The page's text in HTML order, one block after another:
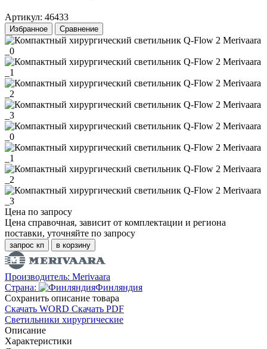
Артикул: 46433
Избранное Сравнение
Цена по запросу
Цена справочная, зависит от комплектации и региона
поставки, уточняйте по запросу
запрос кп в корзину
Производитель: Merivaara
Страна:
Финляндия
Cохранить описание товара
Скачать WORD Скачать PDF
Светильники хирургические
Описание
Характеристики